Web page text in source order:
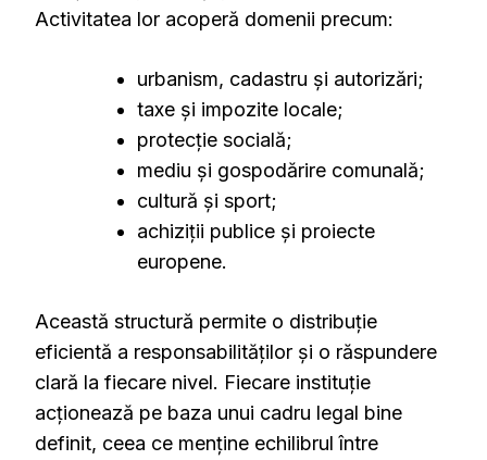
Activitatea lor acoperă domenii precum:
urbanism, cadastru și autorizări;
taxe și impozite locale;
protecție socială;
mediu și gospodărire comunală;
cultură și sport;
achiziții publice și proiecte
europene.
Această structură permite o distribuție
eficientă a responsabilităților și o răspundere
clară la fiecare nivel. Fiecare instituție
acționează pe baza unui cadru legal bine
definit, ceea ce menține echilibrul între